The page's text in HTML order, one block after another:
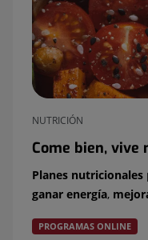
NUTRICIÓN
Come bien, vive
Planes nutricionales
ganar energía,
PROGRAMAS ONLINE